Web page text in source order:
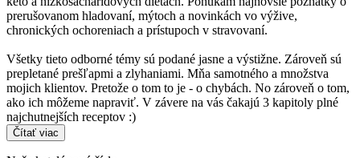
prerušovanom hladovaní, mýtoch a novinkách vo výžive,
chronických ochoreniach a prístupoch v stravovaní.
Všetky tieto odborné témy sú podané jasne a výstižne. Zároveň sú
prepletané prešľapmi a zlyhaniami. Mňa samotného a množstva
mojich klientov. Pretože o tom to je - o chybách. No zároveň o tom,
ako ich môžeme napraviť. V závere na vás čakajú 3 kapitoly plné
najchutnejších receptov :)
Čítať viac